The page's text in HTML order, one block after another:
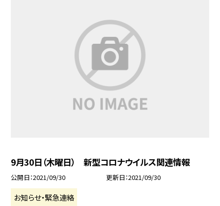
9月30日（木曜日） 新型コロナウイルス関連情報
公開日 2021/09/30 更新日 2021/09/30
お知らせ・緊急連絡